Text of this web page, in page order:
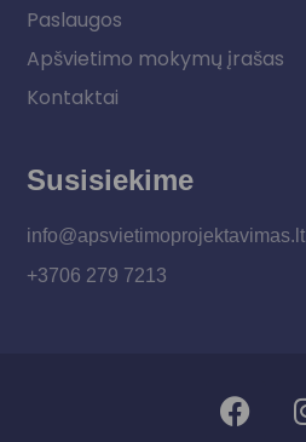
Paslaugos
Apšvietimo mokymų įrašas
Kontaktai
Susisiekime
info@apsvietimoprojektavimas.lt
+3706 279 7213